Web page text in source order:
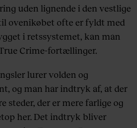
uden lignende i den vestlige
ovenikøbet ofte er fyldt med
i retssystemet, kan man
Crime-fortællinger.
lurer volden og
og man har indtryk af, at der
steder, der er mere farlige og
her. Det indtryk bliver